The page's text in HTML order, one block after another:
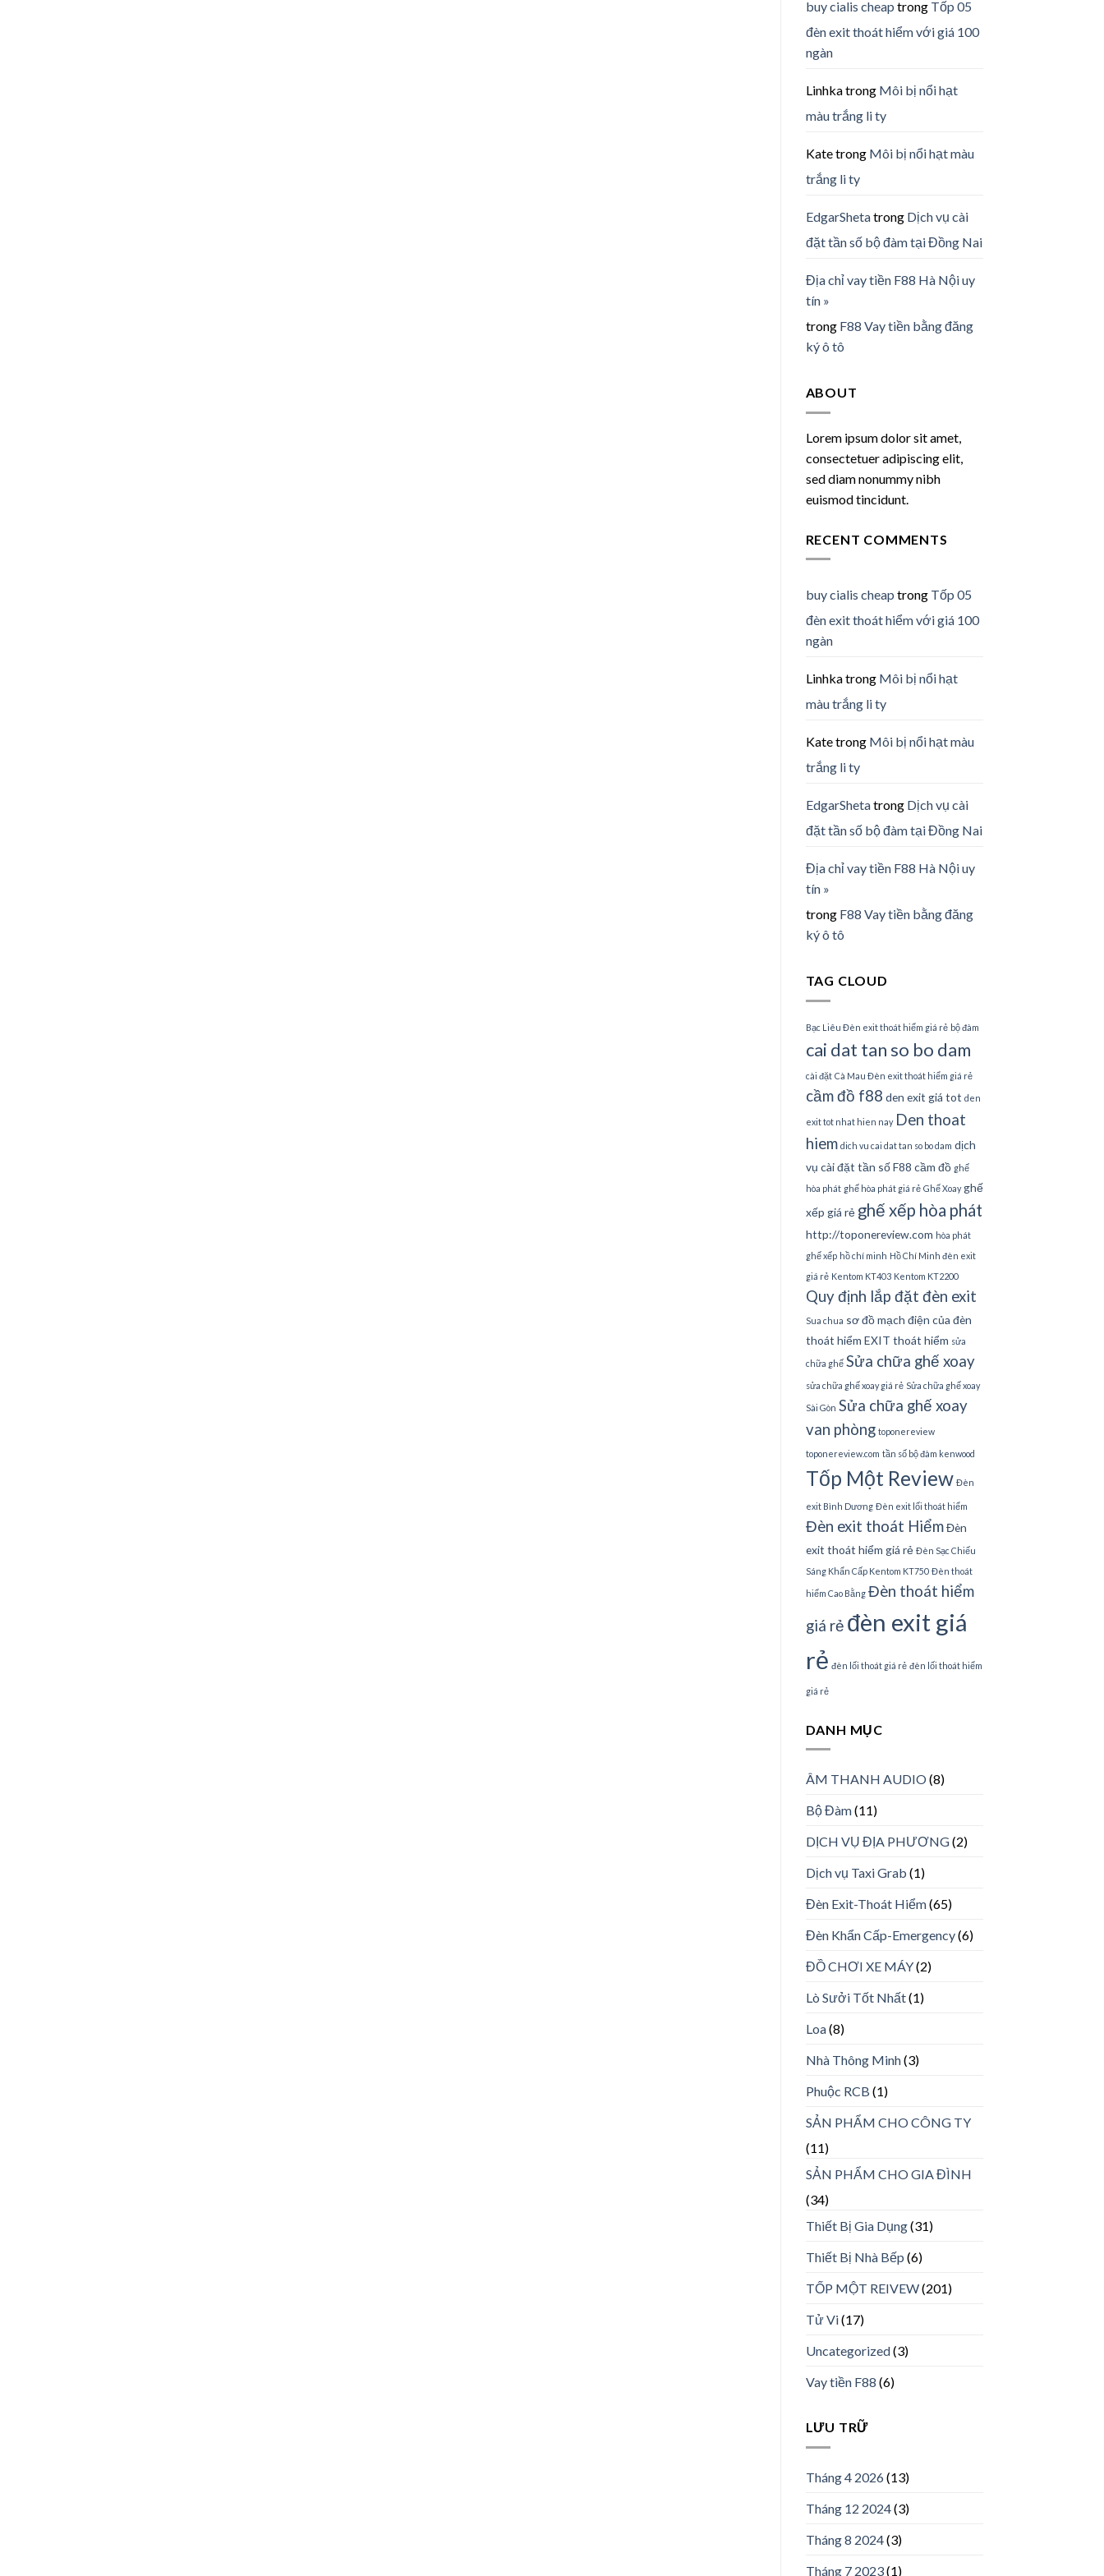
buy cialis cheap trong Tốp 05
đèn exit thoát hiểm với giá 100
ngàn
Linhkatrong Môi bị nổi hạt
màu trắng li ty
Katetrong Môi bị nổi hạt màu
trắng li ty
EdgarShetatrong Dịch vụ cài
đặt tần số bộ đàm tại Đồng Nai
Địa chỉ vay tiền F88 Hà Nội uy
tín »
trong F88 Vay tiền bằng đăng
ký ô tô
ABOUT
Lorem ipsum dolor sit amet,
consectetuer adipiscing elit,
sed diam nonummy nibh
euismod tincidunt.
RECENT COMMENTS
buy cialis cheap trong Tốp 05
đèn exit thoát hiểm với giá 100
ngàn
Linhkatrong Môi bị nổi hạt
màu trắng li ty
Katetrong Môi bị nổi hạt màu
trắng li ty
EdgarShetatrong Dịch vụ cài
đặt tần số bộ đàm tại Đồng Nai
Địa chỉ vay tiền F88 Hà Nội uy
tín »
trong F88 Vay tiền bằng đăng
ký ô tô
TAG CLOUD
Bạc Liêu Đèn exit thoát hiểm giá rẻ bộ đàm
cai dat tan so bo dam
cài đặt Cà Mau Đèn exit thoát hiểm giá rẻ
cầm đồ f88 den exit giá tot den
exit tot nhat hien nay Den thoat
hiem dich vu cai dat tan so bo dam dịch
vụ cài đặt tần số F88 cầm đồ ghế
hòa phát ghế hòa phát giá rẻ Ghế Xoay ghế
xếp giá rẻ ghế xếp hòa phát
http://toponereview.com hòa phát
ghế xếp hồ chí minh Hồ Chí Minh đèn exit
giá rẻ Kentom KT403 Kentom KT2200
Quy định lắp đặt đèn exit
Sua chua sơ đồ mạch điện của đèn
thoát hiểm EXIT thoát hiểm sửa
chữa ghế Sửa chữa ghế xoay
sửa chữa ghế xoay giá rẻ Sửa chữa ghế xoay
Sài Gòn Sửa chữa ghế xoay
van phòng toponereview
toponereview.com tần số bộ đàm kenwood
Tốp Một Review Đèn
exit Bình Dương Đèn exit lối thoát hiểm
Đèn exit thoát Hiểm Đèn
exit thoát hiểm giá rẻ Đèn Sạc Chiếu
Sáng Khẩn Cấp Kentom KT750 Đèn thoát
hiểm Cao Bằng Đèn thoát hiểm
giá rẻ đèn exit giá
rẻ đèn lối thoát giá rẻ đèn lối thoát hiểm
giá rẻ
DANH MỤC
ÂM THANH AUDIO(8)
Bộ Đàm(11)
DỊCH VỤ ĐỊA PHƯƠNG(2)
Dịch vụ Taxi Grab (1)
Đèn Exit-Thoát Hiểm(65)
Đèn Khẩn Cấp-Emergency(6)
ĐỒ CHƠI XE MÁY(2)
Lò Sưởi Tốt Nhất(1)
Loa(8)
Nhà Thông Minh(3)
Phuộc RCB (1)
SẢN PHẨM CHO CÔNG TY
(11)
SẢN PHẨM CHO GIA ĐÌNH
(34)
Thiết Bị Gia Dụng(31)
Thiết Bị Nhà Bếp (6)
TỐP MỘT REIVEW(201)
Tử Vi(17)
Uncategorized(3)
Vay tiền F88 (6)
LƯU TRỮ
Tháng 4 2026(13)
Tháng 12 2024(3)
Tháng 8 2024(3)
Tháng 7 2023(1)